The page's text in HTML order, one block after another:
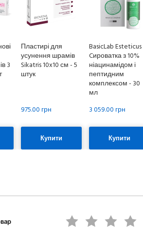
3
Пластирі для
усунення шрамів
Sikatris 10x10 см - 5
штук
975.00 грн
Купити
BasicLab Esteticus
Cироватка з 10%
ніацинамідом і
пептидним
комплексом - 30
мл
3 059.00 грн
Купити